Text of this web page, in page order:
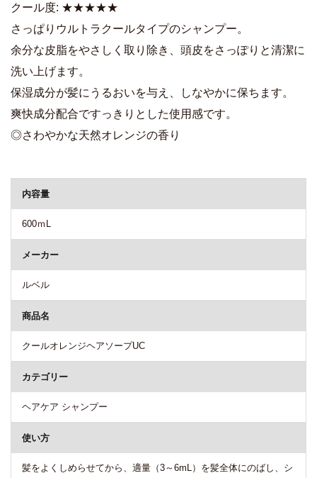
クール度: ★★★★★
さっぱりウルトラクールタイプのシャンプー。
余分な皮脂をやさしく取り除き、頭皮をさっぽりと清潔に
洗い上げます。
保湿成分が髪にうるおいを与え、しなやかに保ちます。
爽快成分配合ですっきりとした使用感です。
◎さわやかな天然オレンジの香り
内容量
600ｍL
メーカー
ルベル
商品名
クールオレンジヘアソープUC
カテゴリー
ヘアケア シャンプー
使い方
髪をよくしめらせてから、適量（3～6mL）を髪全体にのばし、シ